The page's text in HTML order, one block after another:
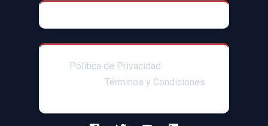
Política de Privacidad
Términos y Condiciones